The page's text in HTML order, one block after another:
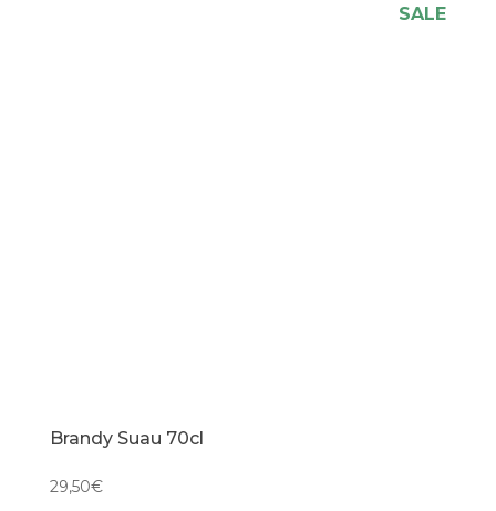
SALE
Brandy Suau 70cl
29,50€